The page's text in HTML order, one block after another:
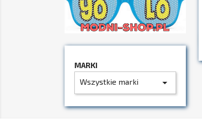
MARKI
Wszystkie marki arrow_drop_down